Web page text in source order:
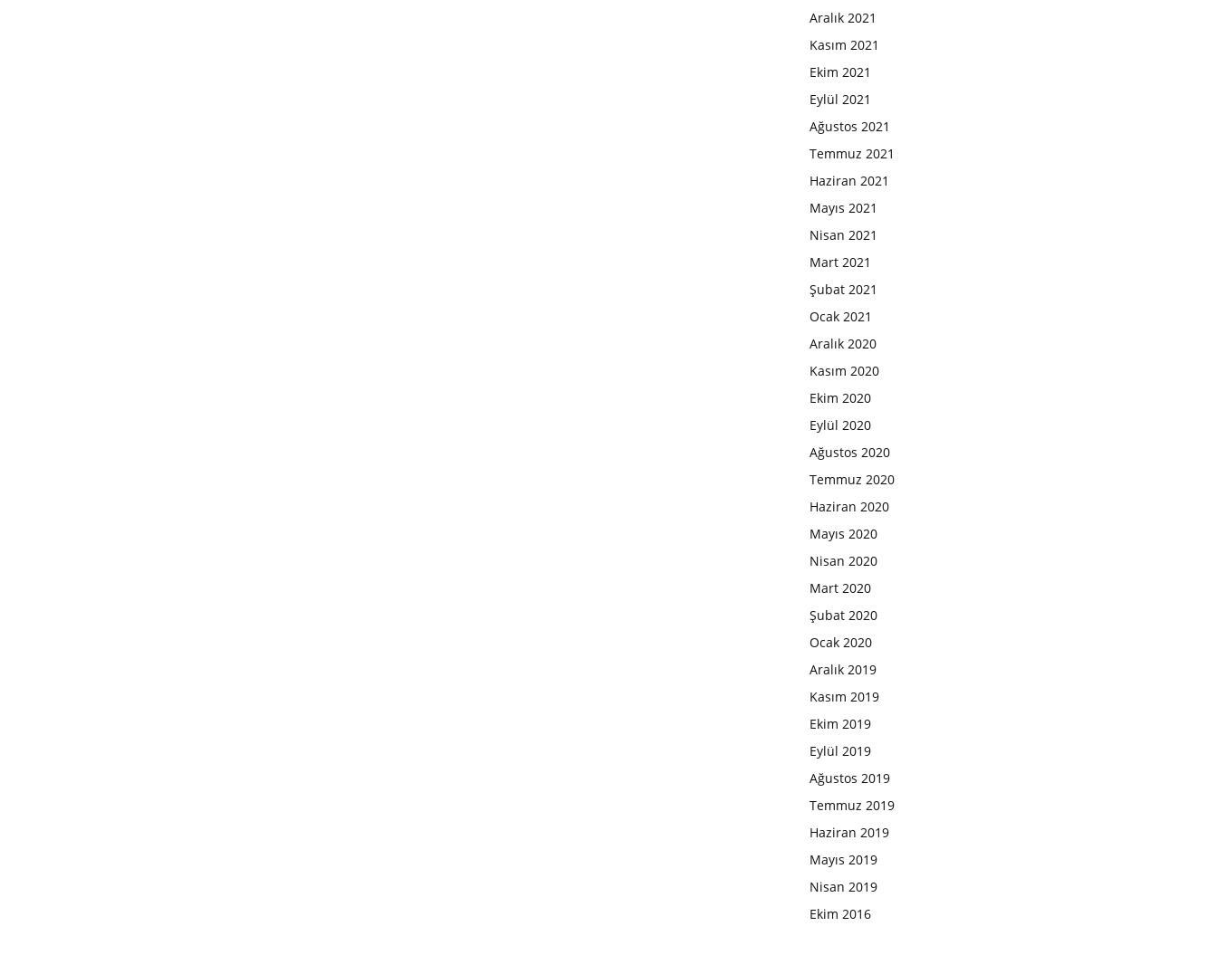
Aralık 2021
Kasım 2021
Ekim 2021
Eylül 2021
Ağustos 2021
Temmuz 2021
Haziran 2021
Mayıs 2021
Nisan 2021
Mart 2021
Şubat 2021
Ocak 2021
Aralık 2020
Kasım 2020
Ekim 2020
Eylül 2020
Ağustos 2020
Temmuz 2020
Haziran 2020
Mayıs 2020
Nisan 2020
Mart 2020
Şubat 2020
Ocak 2020
Aralık 2019
Kasım 2019
Ekim 2019
Eylül 2019
Ağustos 2019
Temmuz 2019
Haziran 2019
Mayıs 2019
Nisan 2019
Ekim 2016